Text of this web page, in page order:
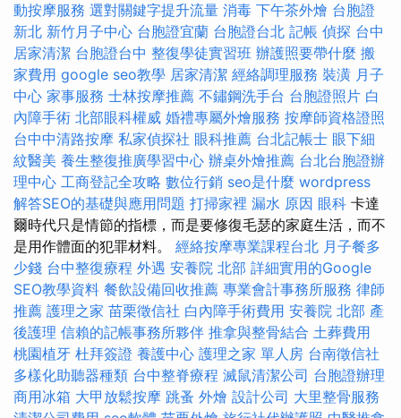
動按摩服務 選對關鍵字提升流量 消毒 下午茶外燴 台胞證
新北 新竹月子中心 台胞證宜蘭 台胞證台北 記帳 偵探 台中
居家清潔 台胞證台中 整復學徒實習班 辦護照要帶什麼 搬
家費用 google seo教學 居家清潔 經絡調理服務 裝潢 月子
中心 家事服務 士林按摩推薦 不鏽鋼洗手台 台胞證照片 白
內障手術 北部眼科權威 婚禮專屬外燴服務 按摩師資格證照
台中中清路按摩 私家偵探社 眼科推薦 台北記帳士 眼下細
紋醫美 養生整復推廣學習中心 辦桌外燴推薦 台北台胞證辦
理中心 工商登記全攻略 數位行銷 seo是什麼 wordpress
解答SEO的基礎與應用問題 打掃家裡 漏水 原因 眼科 卡達
爾時代只是情節的指標，而是要修復毛瑟的家庭生活，而不
是用作體面的犯罪材料。 經絡按摩專業課程台北 月子餐多
少錢 台中整復療程 外遇 安養院 北部 詳細實用的Google
SEO教學資料 餐飲設備回收推薦 專業會計事務所服務 律師
推薦 護理之家 苗栗徵信社 白內障手術費用 安養院 北部 產
後護理 信賴的記帳事務所夥伴 推拿與整骨結合 土葬費用
桃園植牙 杜拜簽證 養護中心 護理之家 單人房 台南徵信社
多樣化助聽器種類 台中整脊療程 滅鼠清潔公司 台胞證辦理
商用冰箱 大甲放鬆按摩 跳蚤 外燴 設計公司 大里整骨服務